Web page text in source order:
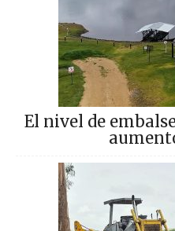
El nivel de